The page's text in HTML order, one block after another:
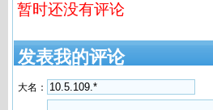
暂时还没有评论
发表我的评论
大名：